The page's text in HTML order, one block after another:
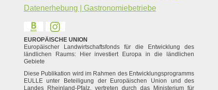
Datenerhebung | Gastronomiebetriebe
EUROPÄISCHE UNION
Europäischer Landwirtschaftsfonds für die Entwicklung des
ländlichen Raums: Hier investiert Europa in die ländlichen
Gebiete
Diese Publikation wird im Rahmen des Entwicklungsprogramms
EULLE unter Beteiligung der Europäischen Union und des
Landes Rheinland-Pfalz, vertreten durch das Ministerium für